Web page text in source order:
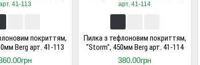
покриттям,
Berg арт. 41-113
Пилка з тефлоновим покриттям,
"Storm", 450мм Berg арт. 41-114
380.00грн